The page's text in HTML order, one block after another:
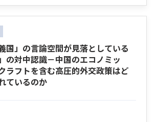
国」の言論空間が見落としている
の対中認識－中国のエコノミッ
ラフトを含む高圧的外交政策はど
ているのか